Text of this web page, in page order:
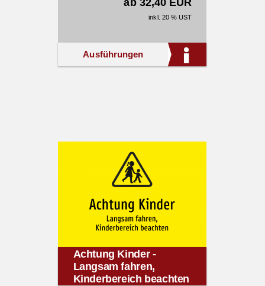
ab 32,40 EUR
inkl. 20 % UST
Ausführungen
Achtung Kinder -
Langsam fahren,
Kinderbereich beachten